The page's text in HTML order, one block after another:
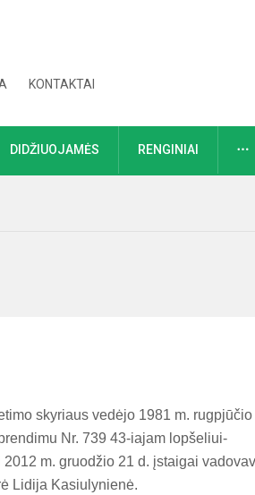
KONTAKTAI
DIDŽIUOJAMĖS RENGINIAI
skyriaus vedėjo 1981 m. rugpjūčio
Nr. 739 43-iajam lopšeliui-
m. gruodžio 21 d. įstaigai
Lidija Kasiulynienė.